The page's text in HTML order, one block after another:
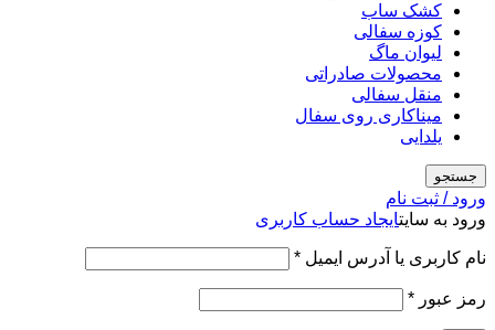
کشک ساب
کوزه سفالی
لیوان ماگ
محصولات صادراتی
منقل سفالی
میناکاری روی سفال
یلدایی
جستجو
ورود / ثبت نام
ورود به سایتایجاد حساب کاربری
نام کاربری یا آدرس ایمیل *الزامی
رمز عبور *الزامی